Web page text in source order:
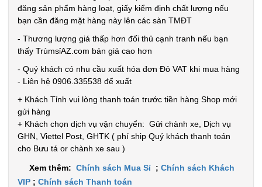
đăng sản phẩm hàng loạt, giấy kiểm định chất lượng nếu
bạn cần đăng mặt hàng này lên các sàn TMĐT
- Thương lượng giá thấp hơn đối thủ cạnh tranh nếu bạn
thấy TrùmsỉAZ.com bán giá cao hơn
- Quý khách có nhu cầu xuất hóa đơn Đỏ VAT khi mua hàng
- Liên hệ 0906.335538 để xuất
+ Khách Tỉnh vui lòng thanh toán trước tiền hàng Shop mới
gửi hàng
+ Khách chọn dịch vụ vận chuyển: Gửi chành xe, Dịch vụ
GHN, Viettel Post, GHTK ( phí ship Quý khách thanh toán
cho Bưu tá or chành xe sau )
Xem thêm: Chính sách Mua Sỉ ; Chính sách Khách
VIP ; Chính sách Thanh toán